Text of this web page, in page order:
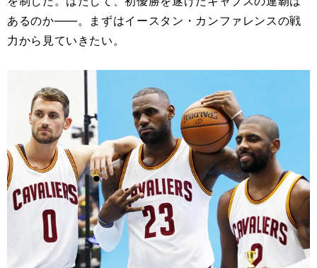
あるのか――。まずはイースタン・カンファレンスの戦
力から見ていきたい。